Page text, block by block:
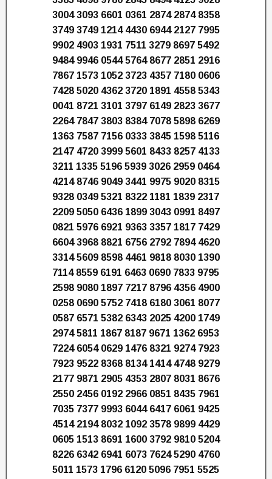
3004 3093 6601 0361 2874 2874 8358
3749 3749 1214 4430 6944 2127 7995
9902 4903 1931 7511 3279 8697 5492
9484 9946 0544 5764 8677 2851 2916
7867 1573 1052 3723 4357 7180 0606
7428 5020 4362 3720 1891 4558 5343
0041 8721 3101 3797 6149 2823 3677
2264 7847 3803 8384 7078 5898 6269
1363 7587 7156 0333 3845 1598 5116
2147 4720 3999 5601 8433 8257 4133
3211 1335 5196 5939 3026 2959 0464
4214 8746 9049 3441 9975 9020 8315
9328 0349 5321 8322 1181 1839 2317
2209 5050 6436 1899 3043 0991 8497
0821 5976 6921 9363 3357 1817 7429
6604 3968 8821 6756 2792 7894 4620
3314 5609 8598 4461 9818 8030 1390
7114 8559 6191 6463 0690 7833 9795
2598 9080 1897 7217 8796 4356 4900
0258 0690 5752 7418 6180 3061 8077
0587 6571 5382 6343 2025 4200 1749
2974 5811 1867 8187 9671 1362 6953
7224 6054 0629 1476 8321 9274 7923
7923 9522 8368 8134 1414 4748 9279
2177 9871 2905 4353 2807 8031 8676
2550 2456 0192 2966 0851 8435 7961
7035 7377 9993 6044 6417 6061 9425
4514 2194 8032 1092 3578 9899 4429
0605 1513 8691 1600 3792 9810 5204
8226 6342 6941 6073 7624 5290 4760
5011 1573 1796 6120 5096 7951 5525